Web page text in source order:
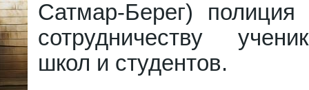
Сатмар-Берег) полиция
сотрудничеству
школ и студентов.